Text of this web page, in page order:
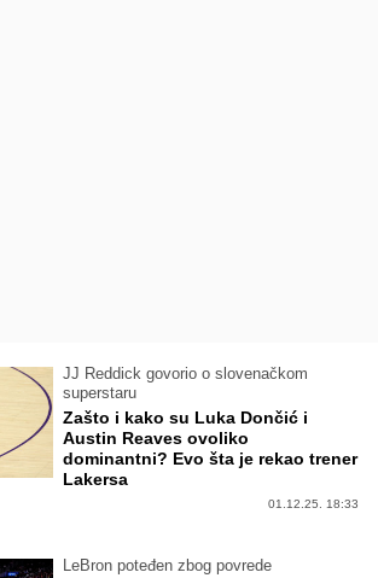
JJ Reddick govorio o slovenačkom
superstaru
Zašto i kako su Luka Dončić i
Austin Reaves ovoliko
dominantni? Evo šta je rekao trener
Lakersa
01.12.25. 18:33
LeBron poteđen zbog povrede